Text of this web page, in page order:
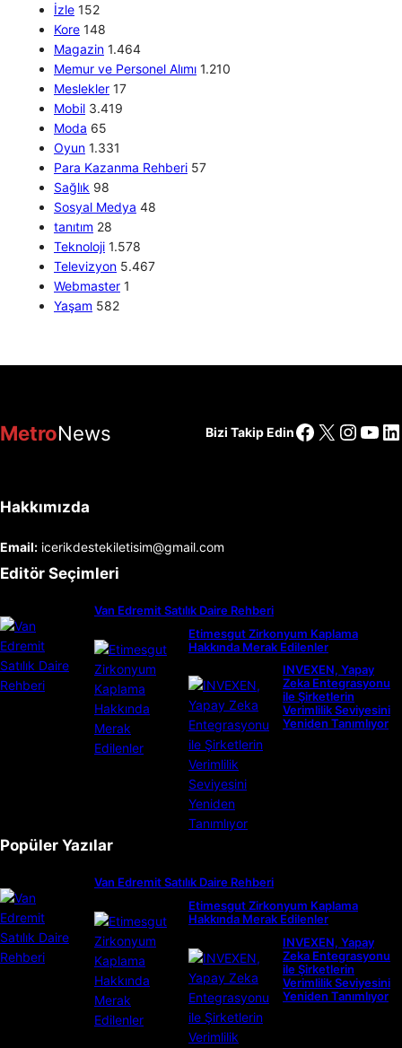
İzle 152
Kore 148
Magazin 1.464
Memur ve Personel Alımı 1.210
Meslekler 17
Mobil 3.419
Moda 65
Oyun 1.331
Para Kazanma Rehberi 57
Sağlık 98
Sosyal Medya 48
tanıtım 28
Teknoloji 1.578
Televizyon 5.467
Webmaster 1
Yaşam 582
MetroNews Bizi Takip EdinFacebook
X
Hakkımızda
Email: icerikdestekiletisim@gmail.com
Editör Seçimleri
Van Edremit Satılık Daire Rehberi
Etimesgut Zirkonyum Kaplama
Hakkında Merak Edilenler
INVEXEN, Yapay
Zeka Entegrasyonu
ile Şirketlerin
Verimlilik Seviyesini
Yeniden Tanımlıyor
Popüler Yazılar
Van Edremit Satılık Daire Rehberi
Etimesgut Zirkonyum Kaplama
Hakkında Merak Edilenler
INVEXEN, Yapay
Zeka Entegrasyonu
ile Şirketlerin
Verimlilik Seviyesini
Yeniden Tanımlıyor